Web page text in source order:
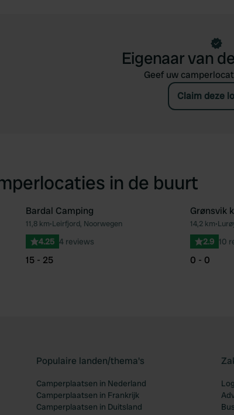
Eigenaar van
Geef uw
Claim deze
in de buurt
Favoriet Favoriet
Bardal Camping
11,8 km•Leirfjord, Noorwegen
4.25 4 reviews
15 - 25
Grønsvik
14,2 km•
2.9 10
0 - 0
Populaire landen/thema's
Camperplaatsen in Nederland
Camperplaatsen in Frankrijk
Camperplaatsen in Duitsland